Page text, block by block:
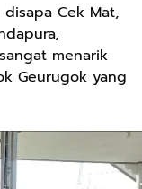
disapa Cek Mat,
menarik
Geurugok yang